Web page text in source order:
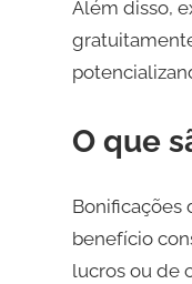
Além disso,
O que
Bonificações
benefício
lucros ou de